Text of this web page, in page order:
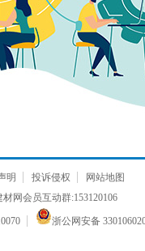
明 投诉侵权
网站地图
材网会员互动群:153120106
浙公网安备